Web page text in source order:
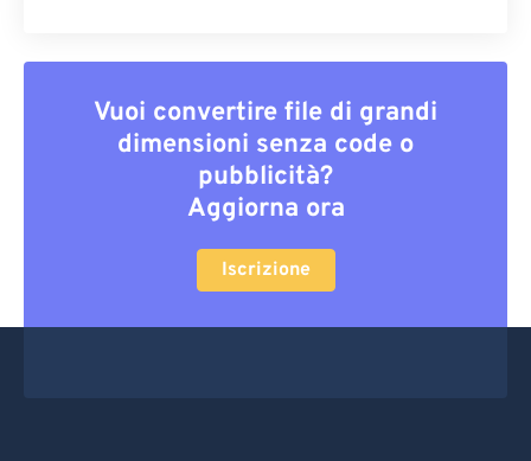
Vuoi convertire file di grandi
dimensioni senza code o
pubblicità?
Aggiorna ora
Iscrizione